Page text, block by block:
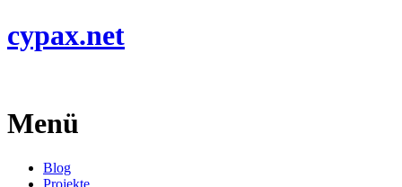
cypax.net
Menü
Blog
Projekte